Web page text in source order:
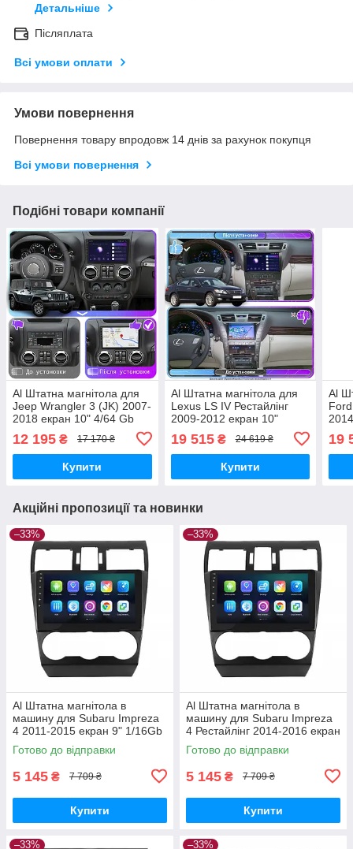
Детальніше
Післяплата
Всі умови оплати
Умови повернення
Повернення товару впродовж 14 днів за рахунок покупця
Всі умови повернення
Подібні товари компанії
Al Штатна магнітола для
Jeep Wrangler 3 (JK) 2007-
2018 екран 10" 4/64 Gb
Prime Android
12 195 ₴ 17 170 ₴
Купити
Al Штатна магнітола для
Lexus LS IV Рестайлінг
2009-2012 екран 10"
6/128Gb 4G Wi-Fi GPS Top
Android
19 515₴ 24 619 ₴
Купити
Al
19
Акційні пропозиції та новинки
–33%
Al Штатна магнітола в
машину для Subaru Impreza
4 2011-2015 екран 9" 1/16Gb
Wi-Fi GPS Base
Готово до відправки
5 145 ₴ 7 709 ₴
Купити
–33%
Al Штатна магнітола в
машину для Subaru Impreza
4 Рестайлінг 2014-2016 екран
9" 1/16Gb Wi-Fi GPS Base
Готово до відправки
5 145 ₴ 7 709 ₴
Купити
–33% –33%